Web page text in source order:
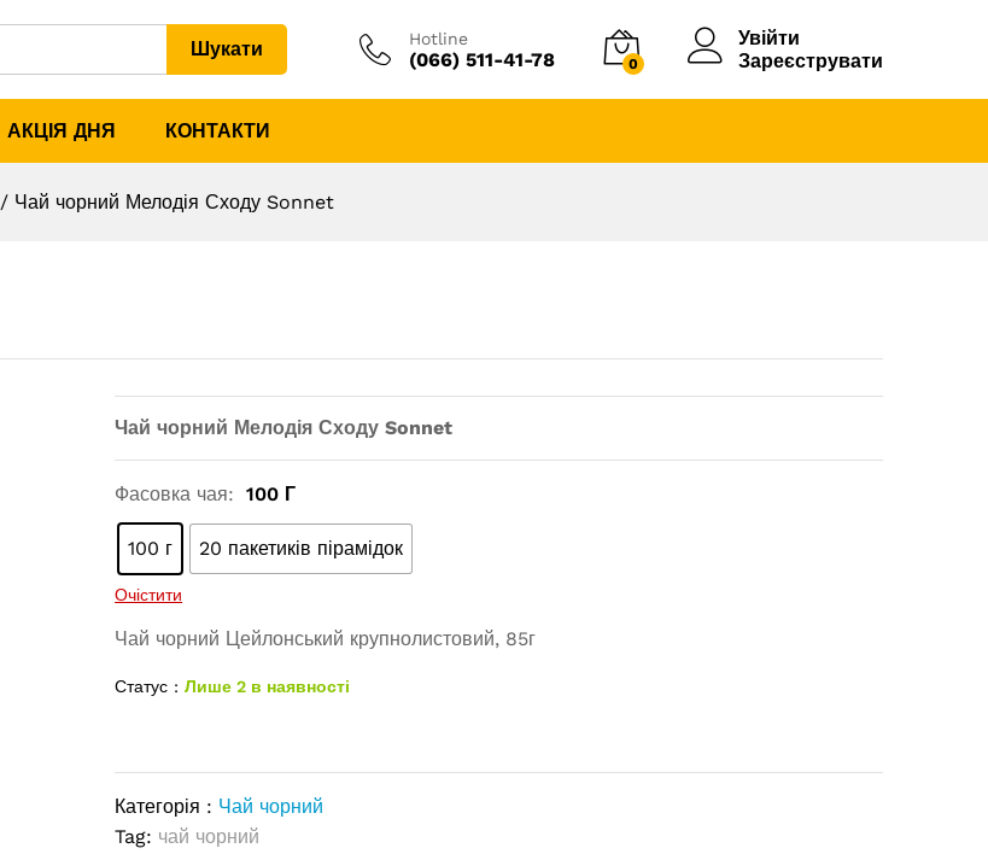
Шукати Hotline
(066) 511-41-78 0
Увійти
Зареєструвати
АКЦІЯ ДНЯ КОНТАКТИ
/ Чай чорний Мелодія Сходу Sonnet
Чай чорний Мелодія Сходу Sonnet
Фасовка чая: 100 Г
100 г 20 пакетиків пірамідок
Очістити
Чай чорний Цейлонський крупнолистовий, 85г
Статус : Лише 2 в наявності
Категорія : Чай чорний
Tag: чай чорний